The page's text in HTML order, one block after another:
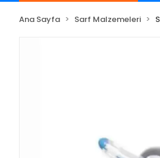
Ana Sayfa Sarf Malzemeleri